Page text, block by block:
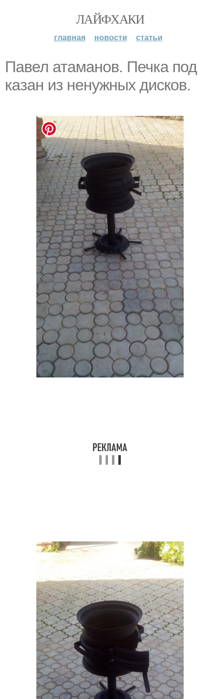
ЛАЙФХАКИ
главная новости статьи
Павел атаманов. Печка под
казан из ненужных дисков.